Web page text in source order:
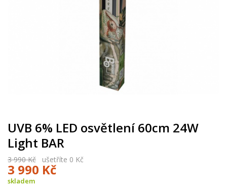
UVB 6% LED osvětlení 60cm 24W
Light BAR
3 990 Kč ušetříte 0 Kč
3 990 Kč
skladem